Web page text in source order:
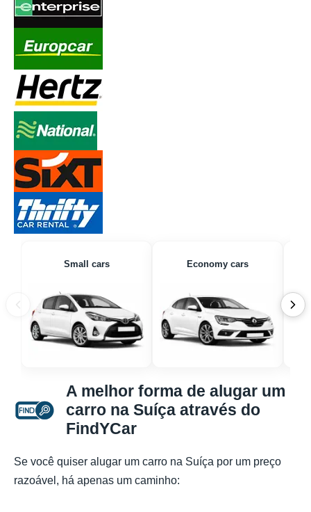
Small cars Economy cars
A melhor forma de alugar um
carro na Suíça através do
FindYCar
Se você quiser alugar um carro na Suíça por um preço
razoável, há apenas um caminho: